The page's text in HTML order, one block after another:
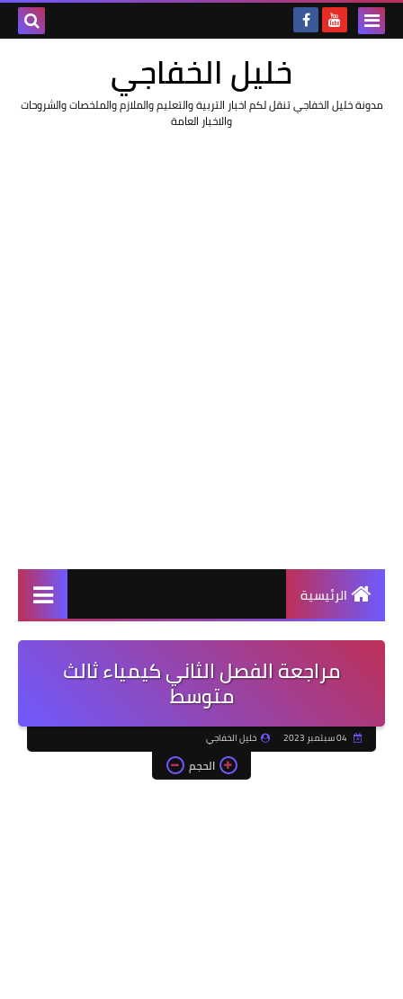
خليل الخفاجي
مدونة خليل الخفاجي تنقل لكم اخبار التربية والتعليم والملازم والملخصات والشروحات
والاخبار العامة
الرئيسية
مراجعة الفصل الثاني كيمياء ثالث
متوسط
04 سبتمبر 2023 خليل الخفاجي
الحجم